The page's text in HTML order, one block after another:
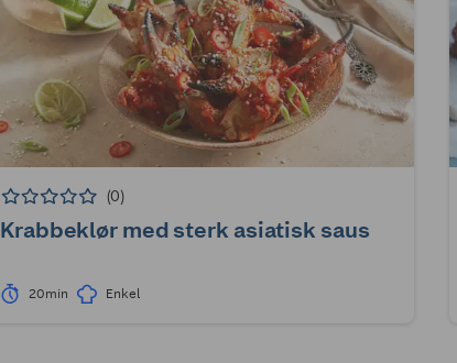
(0)
Krabbeklør med sterk asiatisk saus
20min Enkel